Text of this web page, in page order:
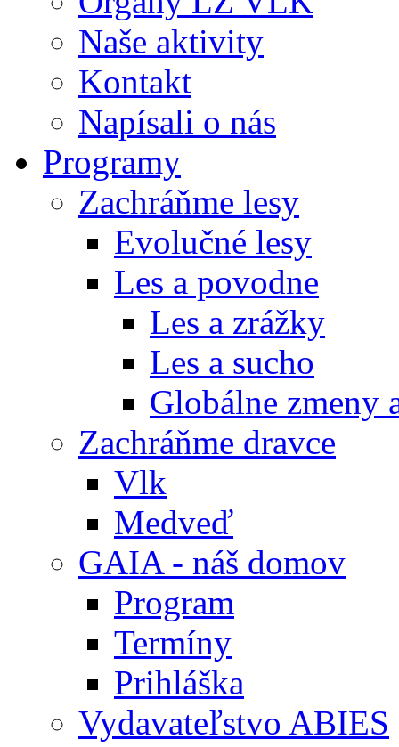
Naše aktivity
Kontakt
Napísali o nás
Programy
Zachráňme lesy
Evolučné lesy
Les a povodne
Les a zrážky
Les a sucho
Globálne zmeny
Zachráňme dravce
Vlk
Medveď
GAIA - náš domov
Program
Termíny
Prihláška
Vydavateľstvo ABIES